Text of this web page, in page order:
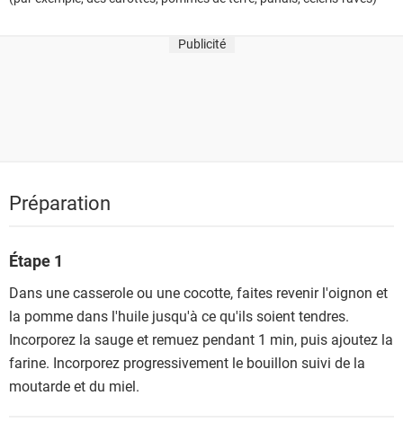
Publicité
Préparation
Étape 1
Dans une casserole ou une cocotte, faites revenir l'oignon et
la pomme dans l'huile jusqu'à ce qu'ils soient tendres.
Incorporez la sauge et remuez pendant 1 min, puis ajoutez la
farine. Incorporez progressivement le bouillon suivi de la
moutarde et du miel.